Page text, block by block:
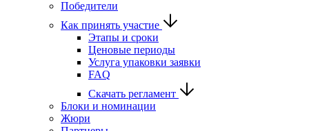
Победители
Как принять участие
Этапы и сроки
Ценовые периоды
Услуга упаковки заявки
FAQ
Скачать регламент
Блоки и номинации
Жюри